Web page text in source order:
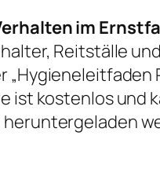
im
Reitställe
ist kostenlos und